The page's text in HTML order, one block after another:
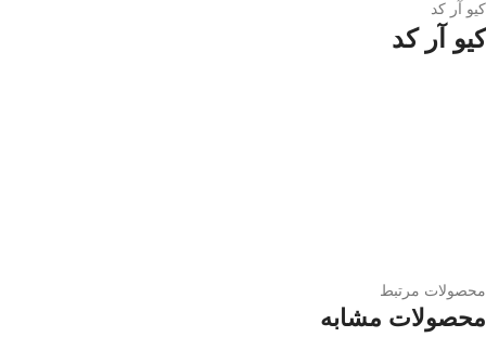
کیو آر کد
کیو آر کد
محصولات مرتبط
محصولات مشابه